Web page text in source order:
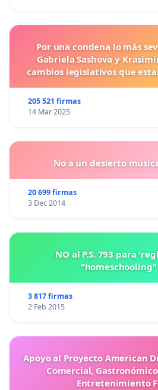
Por una condena lo más
Gabriela Sashova y
cambios legislativos que
205 521 firmas
14 Mar 2025
No a un desierto
20 699 firmas
3 Dec 2014
NO al P.S. 793 para
"homeschooling"
3 817 firmas
2 Feb 2015
Apoyo al Proyecto American
Comercial,
Entretenimiento